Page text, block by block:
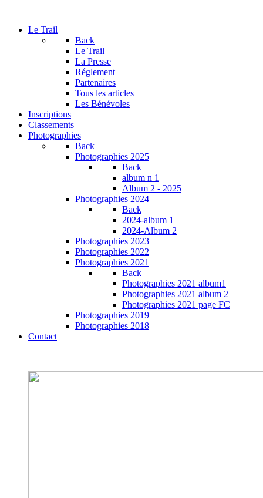
Le Trail
Back
Le Trail
La Presse
Réglement
Partenaires
Tous les articles
Les Bénévoles
Inscriptions
Classements
Photographies
Back
Photographies 2025
Back
album n 1
Album 2 - 2025
Photographies 2024
Back
2024-album 1
2024-Album 2
Photographies 2023
Photographies 2022
Photographies 2021
Back
Photographies 2021 album1
Photographies 2021 album 2
Photographies 2021 page FC
Photographies 2019
Photographies 2018
Contact